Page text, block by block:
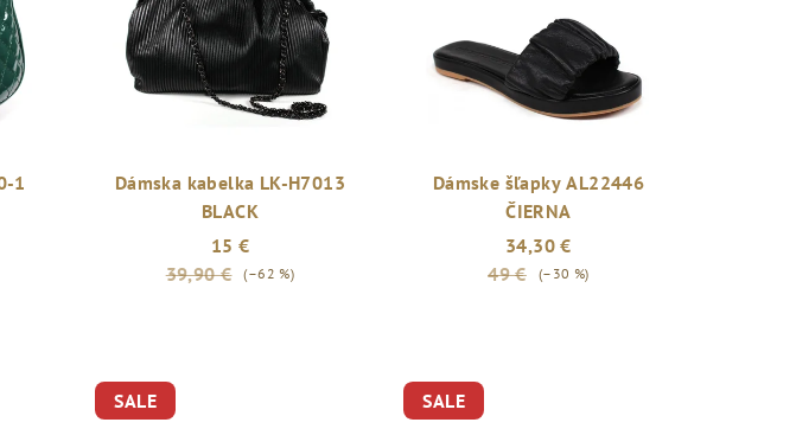
1
Dámska kabelka LK-H7013
BLACK
15 €
39,90 €
(–62 %)
Dámske šľapky AL22446
ČIERNA
34,30 €
49 €
(–30 %)
SALE SALE